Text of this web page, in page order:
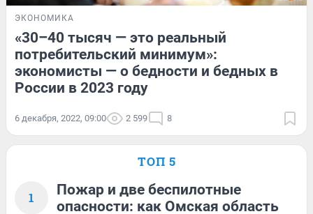
ЭКОНОМИКА
«30–40 тысяч — это реальный
потребительский минимум»:
экономисты — о бедности и бедных в
России в 2023 году
6 декабря, 2022, 09:00 2 599 8
ТОП 5
1
Пожар и две беспилотные
опасности: как Омская область